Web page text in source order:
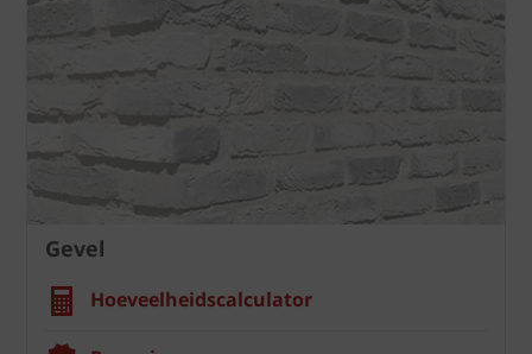
Gevel
Hoeveelheidscalculator